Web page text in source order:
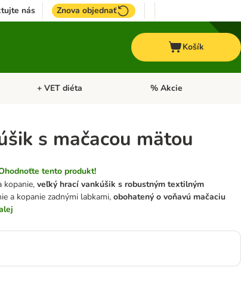
nás Znova objednať
Košík
Otvoriť menu: TOP značky
+ VET diéta Otvoriť menu: + VET diéta
% Akcie
s mačacou mätou
tento produkt!
kopanie,veľký hrací vankúšik s robustným textilným
a kopanie zadnými labkami, obohatený o voňavú mačaciu